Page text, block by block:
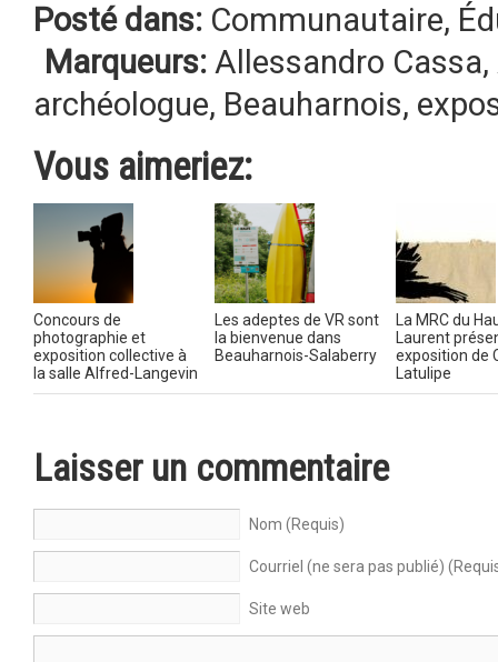
Posté dans: Communautaire,
Marqueurs: Allessandro Cassa,
archéologue, Beauharnois,
Vous aimeriez:
Concours de
photographie et
exposition collective à
la salle Alfred-Langevin
Les adeptes de VR sont
la bienvenue dans
Beauharnois-Salaberry
La MRC du
Laurent
exposition de
Latulipe
Laisser un commentaire
Nom (Requis)
Courriel (ne sera pas publié)
Site web